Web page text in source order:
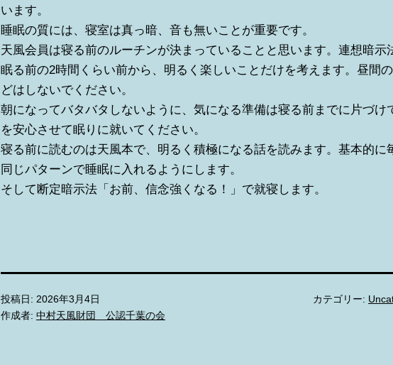
います。
睡眠の質には、寝室は真っ暗、音も無いことが重要です。
天風会員は寝る前のルーチンが決まっていることと思います。連想暗示
眠る前の2時間くらい前から、明るく楽しいことだけを考えます。昼間
どはしないでください。
朝になってバタバタしないように、気になる準備は寝る前までに片づけ
を安心させて眠りに就いてください。
寝る前に読むのは天風本で、明るく積極になる話を読みます。基本的に
同じパターンで睡眠に入れるようにします。
そして断定暗示法「お前、信念強くなる！」で就寝します。
投稿日: 2026年3月4日
作成者: 中村天風財団 公認千葉の会
カテゴリー: